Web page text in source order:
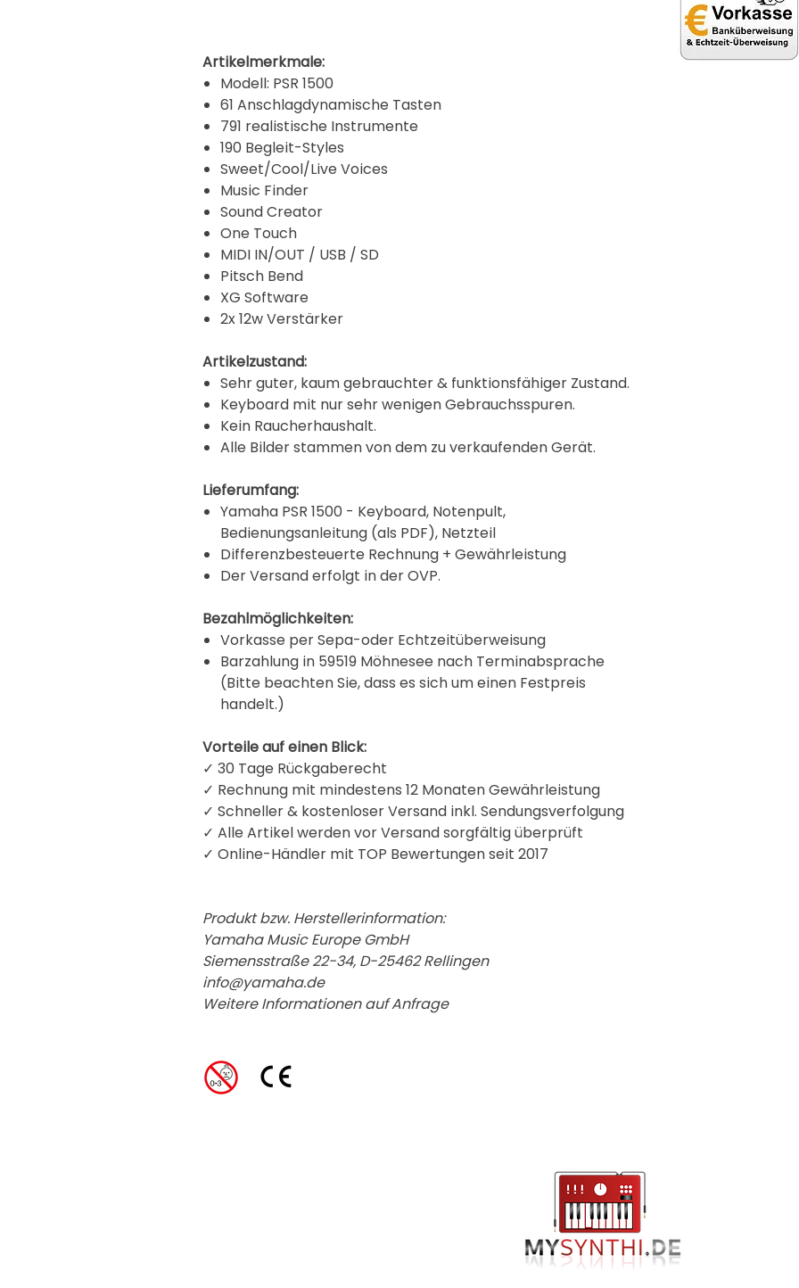
Artikelmerkmale:
Modell: PSR 1500
61 Anschlagdynamische Tasten
791 realistische Instrumente
190 Begleit-Styles
Sweet/Cool/Live Voices
Music Finder
Sound Creator
One Touch
MIDI IN/OUT / USB / SD
Pitsch Bend
XG Software
2x 12w Verstärker
Artikelzustand:
Sehr guter, kaum gebrauchter & funktionsfähiger Zustand.
Keyboard mit nur sehr wenigen Gebrauchsspuren.
Kein Raucherhaushalt.
Alle Bilder stammen von dem zu verkaufenden Gerät.
Lieferumfang:
Yamaha PSR 1500 - Keyboard, Notenpult,
Bedienungsanleitung (als PDF), Netzteil
Differenzbesteuerte Rechnung + Gewährleistung
Der Versand erfolgt in der OVP.
Bezahlmöglichkeiten:
Vorkasse per Sepa-oder Echtzeitüberweisung
Barzahlung in 59519 Möhnesee nach Terminabsprache
(Bitte beachten Sie, dass es sich um einen Festpreis
handelt.)
Vorteile auf einen Blick:
✓ 30 Tage Rückgaberecht
✓ Rechnung mit mindestens 12 Monaten Gewährleistung
✓ Schneller & kostenloser Versand inkl. Sendungsverfolgung
✓ Alle Artikel werden vor Versand sorgfältig überprüft
✓ Online-Händler mit TOP Bewertungen seit 2017
Produkt bzw. Herstellerinformation:
Yamaha Music Europe GmbH
Siemensstraße 22-34, D-25462 Rellingen
info@yamaha.de
Weitere Informationen auf Anfrage